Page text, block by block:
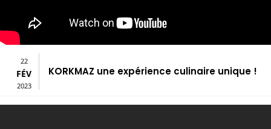
22
FÉV
2023
KORKMAZ une expérience culinaire unique !